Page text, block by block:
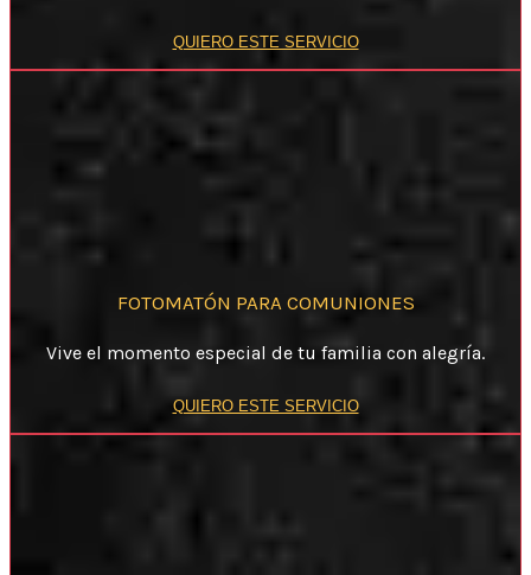
QUIERO ESTE SERVICIO
FOTOMATÓN PARA COMUNIONES
Vive el momento especial de tu familia con alegría.
QUIERO ESTE SERVICIO